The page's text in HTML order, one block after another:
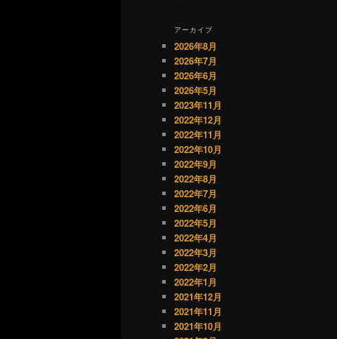
アーカイブ
2026年8月
2026年7月
2026年6月
2026年5月
2023年11月
2022年12月
2022年11月
2022年10月
2022年9月
2022年8月
2022年7月
2022年6月
2022年5月
2022年4月
2022年3月
2022年2月
2022年1月
2021年12月
2021年11月
2021年10月